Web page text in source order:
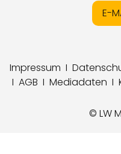
E-
Impressum I
I AGB I Mediadaten I
© LW